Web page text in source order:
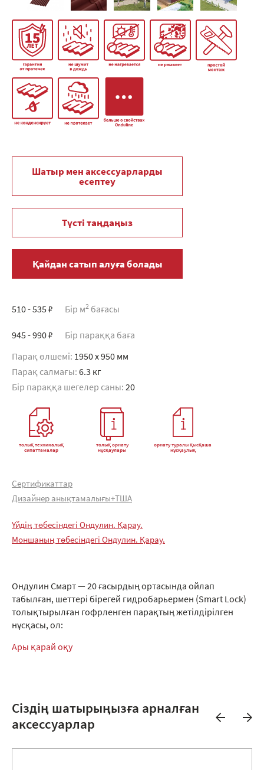
Шатыр мен аксессуарларды
есептеу
Түсті таңдаңыз
Қайдан сатып алуға болады
510 - 535 ₽ Бір м2 бағасы
945 - 990 ₽ Бір параққа баға
Парақ өлшемі: 1950 x 950 мм
Парақ салмағы: 6.3 кг
Бір параққа шегелер саны: 20
толық техникалық
сипаттамалар
толық орнату
нұсқаулары
орнату туралы қысқаша
нұсқаулық
Сертификаттар
Дизайнер анықтамалығы+ТША
Үйдің төбесіндегі Ондулин. Қарау.
Моншаның төбесіндегі Ондулин. Қарау.
Ондулин Смарт — 20 ғасырдың ортасында ойлап
табылған, шеттері бірегей гидробарьермен (Smart Lock)
толықтырылған гофрленген парақтың жетілдірілген
нұсқасы, ол:
Ары қарай оқу
Сіздің шатырыңызға арналған
аксессуарлар